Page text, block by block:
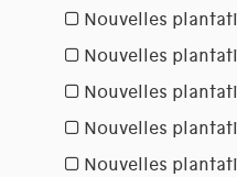
Nouvelles
Nouvelles
Nouvelles
Nouvelles
Nouvelles